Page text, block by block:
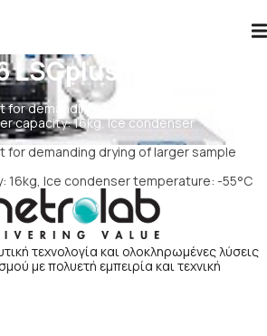
LSCplus
for demanding drying of larger sample
capacity: 16kg, Ice condenser
for demanding drying of larger sample
16kg, Ice condenser temperature: -55°C
τεχνολογία και ολοκληρωμένες λύσεις
με πολυετή εμπειρία και τεχνική